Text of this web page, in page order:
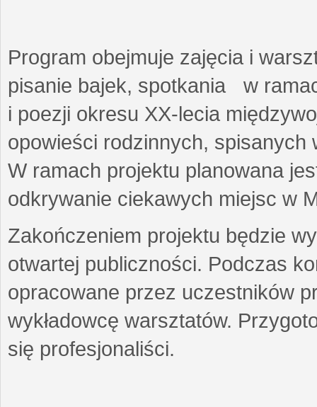
Program obejmuje zajęcia i
pisanie bajek, spotkania w
i poezji okresu XX-lecia
opowieści rodzinnych,
W ramach projektu planowana
odkrywanie ciekawych miejsc w
Zakończeniem projektu będzie
otwartej publiczności. Podczas
opracowane przez uczestników
wykładowcę warsztatów.
się profesjonaliści.